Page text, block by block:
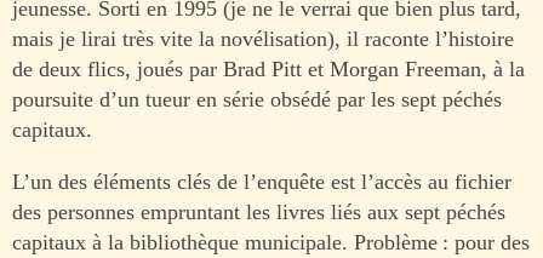
jeunesse. Sorti en 1995 (je ne le verrai que bien plus tard,
mais je lirai très vite la novélisation), il raconte l’histoire
de deux flics, joués par Brad Pitt et Morgan Freeman, à la
poursuite d’un tueur en série obsédé par les sept péchés
capitaux.
L’un des éléments clés de l’enquête est l’accès au fichier
des personnes empruntant les livres liés aux sept péchés
capitaux à la bibliothèque municipale. Problème : pour des